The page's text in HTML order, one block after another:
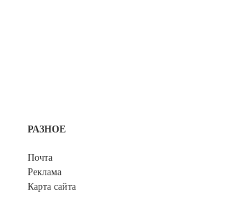
РАЗНОЕ
Почта
Реклама
Карта сайта